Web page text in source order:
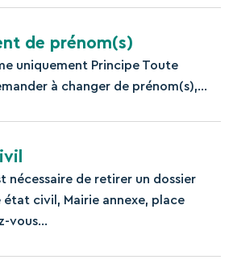
de prénom(s)
uniquement Principe Toute
à changer de prénom(s),...
nécessaire de retirer un dossier
état civil, Mairie annexe, place
vous...